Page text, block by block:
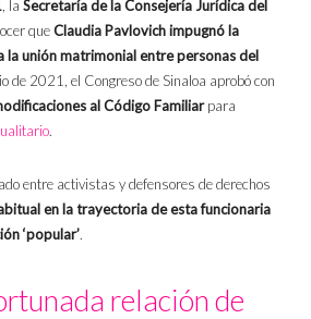
, la Secretaría de la Consejería Jurídica del
queClaudia Pavlovich impugnó la
la unión matrimonial entre personas del
de 2021, el Congreso de Sinaloa aprobó con
al Código Familiarpara
.
entre activistas y defensores de derechos
en la trayectoria de esta funcionaria
‘popular’.
relación de